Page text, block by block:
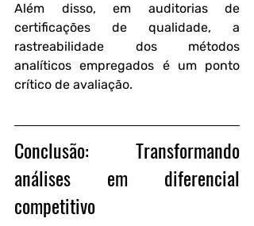
Além disso, em auditorias de
certificações de qualidade, a
rastreabilidade dos métodos
analíticos empregados é um ponto
crítico de avaliação.
Conclusão: Transformando
análises em diferencial
competitivo